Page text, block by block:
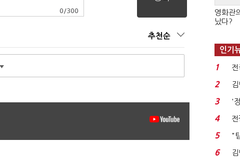
0 /300
추천순
영화관
났다?
인기
1
2
3
'
4
5
"
6